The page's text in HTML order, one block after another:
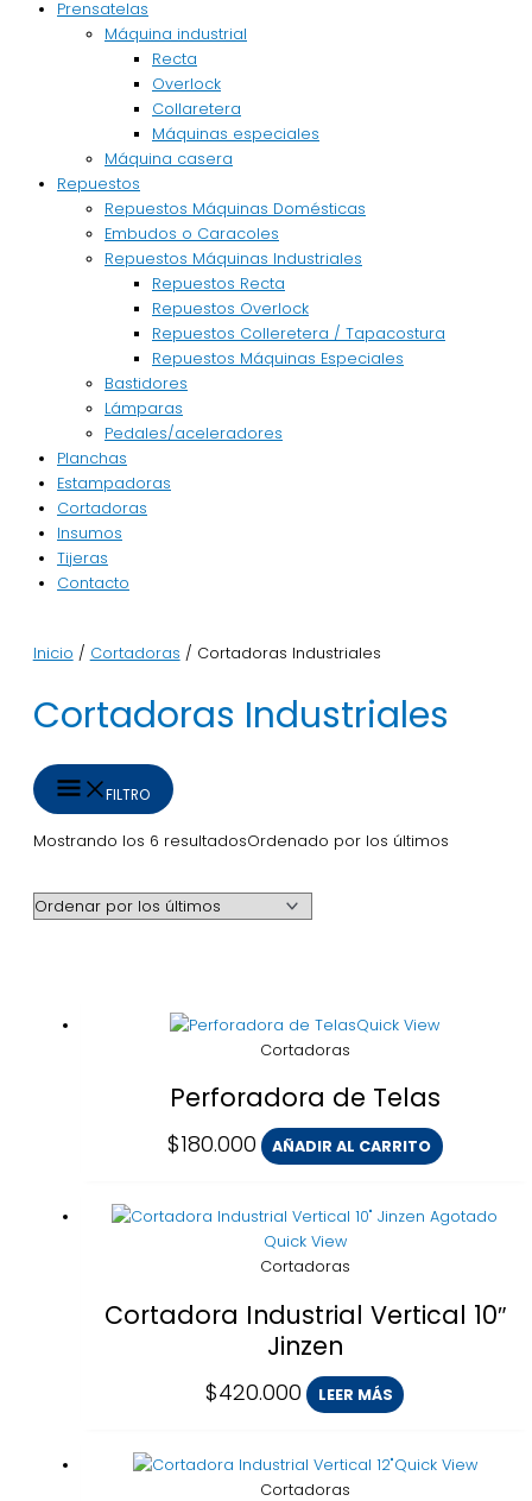
Prensatelas
Máquina industrial
Recta
Overlock
Collaretera
Máquinas especiales
Máquina casera
Repuestos
Repuestos Máquinas Domésticas
Embudos o Caracoles
Repuestos Máquinas Industriales
Repuestos Recta
Repuestos Overlock
Repuestos Colleretera / Tapacostura
Repuestos Máquinas Especiales
Bastidores
Lámparas
Pedales/aceleradores
Planchas
Estampadoras
Cortadoras
Insumos
Tijeras
Contacto
Inicio / Cortadoras / Cortadoras Industriales
Cortadoras Industriales
FILTRO
Mostrando los 6 resultadosOrdenado por los últimos
Quick View
Cortadoras
Perforadora de Telas
$180.000 AÑADIR AL CARRITO
Agotado
Quick View
Cortadoras
Cortadora Industrial Vertical 10″
Jinzen
$420.000 LEER MÁS
Quick View
Cortadoras